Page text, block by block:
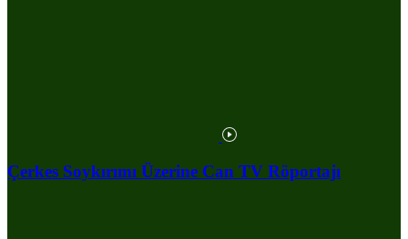
Çerkes Soykırımı Üzerine Can TV Röportajı